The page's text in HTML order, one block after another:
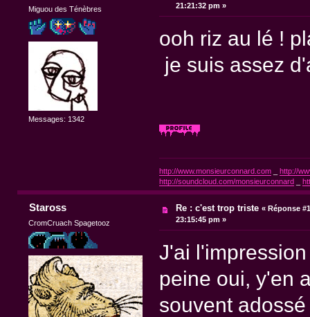
Miguou des Ténèbres
Messages: 1342
21:21:32 pm »
ooh riz au lé !
je suis assez
http://www.monsieurconnard.com_ http://
http://soundcloud.com/monsieurconnard_
Staross
CromCruach Spagetooz
Re : c'est trop triste «Réponse
23:15:45 pm »
J'ai
peine oui, y'en
souvent